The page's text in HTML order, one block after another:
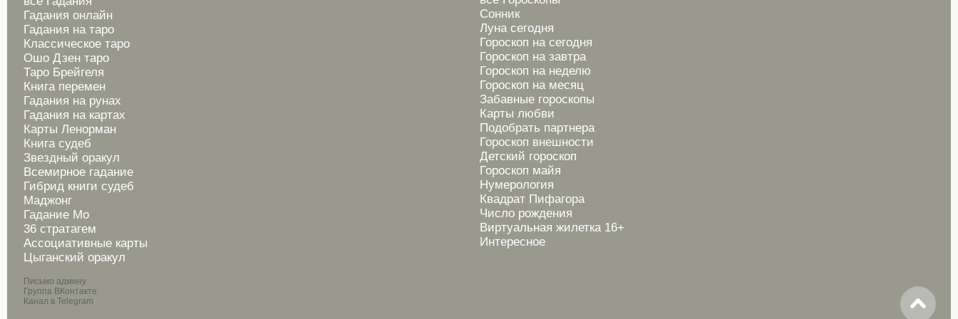
Гадания онлайн
Гадания на таро
Классическое таро
Ошо Дзен таро
Таро Брейгеля
Книга перемен
Гадания на рунах
Гадания на картах
Карты Ленорман
Книга судеб
Звездный оракул
Всемирное гадание
Гибрид книги судеб
Маджонг
Гадание Мо
36 стратагем
Ассоциативные карты
Цыганский оракул
Письмо админу
Группа ВКонтакте
Канал в Telegram
Сонник
Луна сегодня
Гороскоп на сегодня
Гороскоп на завтра
Гороскоп на неделю
Гороскоп на месяц
Забавные гороскопы
Карты любви
Подобрать партнера
Гороскоп внешности
Детский гороскоп
Гороскоп майя
Нумерология
Квадрат Пифагора
Число рождения
Виртуальная жилетка 16+
Интересное